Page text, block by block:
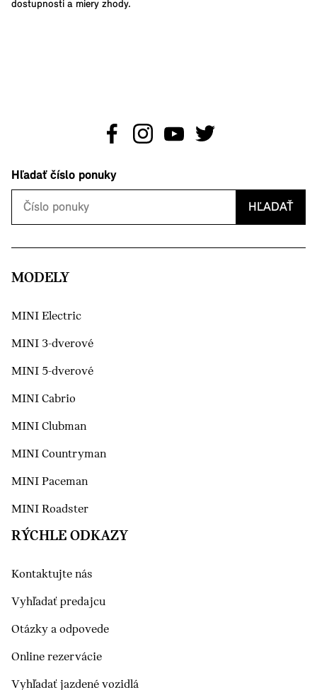
dostupnosti a miery zhody.
Hľadať číslo ponuky
HĽADAŤ
MODELY
MINI Electric
MINI 3-dverové
MINI 5-dverové
MINI Cabrio
MINI Clubman
MINI Countryman
MINI Paceman
MINI Roadster
RÝCHLE ODKAZY
Kontaktujte nás
Vyhľadať predajcu
Otázky a odpovede
Online rezervácie
Vyhľadať jazdené vozidlá